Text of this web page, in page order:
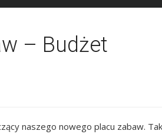
– Budżet
naszego nowego placu zabaw.